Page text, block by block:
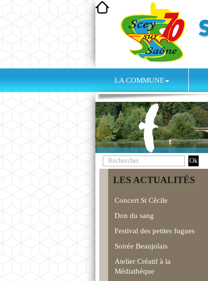
LA COMMUNE
LES ACTUALITÉS
Concert St Cécile
Don du sang
Festival des petites fugues
Soirée Beaujolais
Atelier Créatif à la
Médiathèque